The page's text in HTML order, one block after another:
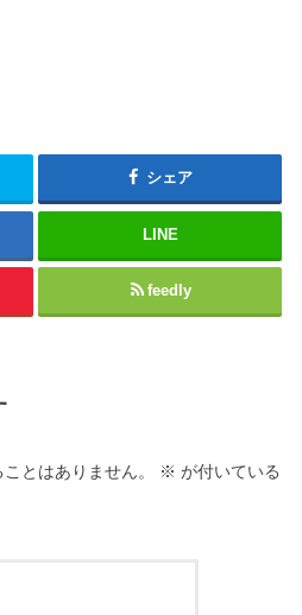
シェア
LINE
feedly
とはありません。 ※ が付いている